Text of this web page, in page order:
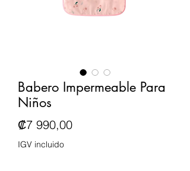
Babero Impermeable Para
Niños
₡7 990,00Precio
IGV incluido